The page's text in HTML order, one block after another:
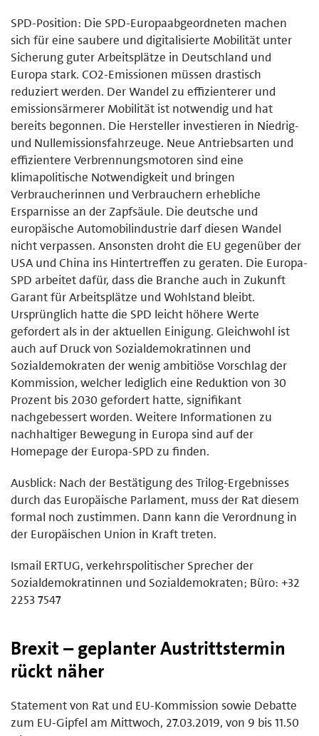
SPD-Position: Die SPD-Europaabgeordneten machen
sich für eine saubere und digitalisierte Mobilität unter
Sicherung guter Arbeitsplätze in Deutschland und
Europa stark. CO2-Emissionen müssen drastisch
reduziert werden. Der Wandel zu effizienterer und
emissionsärmerer Mobilität ist notwendig und hat
bereits begonnen. Die Hersteller investieren in Niedrig-
und Nullemissionsfahrzeuge. Neue Antriebsarten und
effizientere Verbrennungsmotoren sind eine
klimapolitische Notwendigkeit und bringen
Verbraucherinnen und Verbrauchern erhebliche
Ersparnisse an der Zapfsäule. Die deutsche und
europäische Automobilindustrie darf diesen Wandel
nicht verpassen. Ansonsten droht die EU gegenüber der
USA und China ins Hintertreffen zu geraten. Die Europa-
SPD arbeitet dafür, dass die Branche auch in Zukunft
Garant für Arbeitsplätze und Wohlstand bleibt.
Ursprünglich hatte die SPD leicht höhere Werte
gefordert als in der aktuellen Einigung. Gleichwohl ist
auch auf Druck von Sozialdemokratinnen und
Sozialdemokraten der wenig ambitiöse Vorschlag der
Kommission, welcher lediglich eine Reduktion von 30
Prozent bis 2030 gefordert hatte, signifikant
nachgebessert worden. Weitere Informationen zu
nachhaltiger Bewegung in Europa sind auf der
Homepage der Europa-SPD zu finden.
Ausblick: Nach der Bestätigung des Trilog-Ergebnisses
durch das Europäische Parlament, muss der Rat diesem
formal noch zustimmen. Dann kann die Verordnung in
der Europäischen Union in Kraft treten.
Ismail ERTUG, verkehrspolitischer Sprecher der
Sozialdemokratinnen und Sozialdemokraten; Büro: +32
2253 7547
Brexit – geplanter Austrittstermin
rückt näher
Statement von Rat und EU-Kommission sowie Debatte
zum EU-Gipfel am Mittwoch, 27.03.2019, von 9 bis 11.50